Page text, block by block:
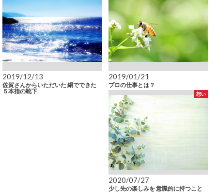
2019/12/13
佐賀さんからいただいた 絹でできた
５本指の靴下
2019/01/21
プロの仕事とは？
想い
2020/07/27
少し先の楽しみを 意識的に持つこと